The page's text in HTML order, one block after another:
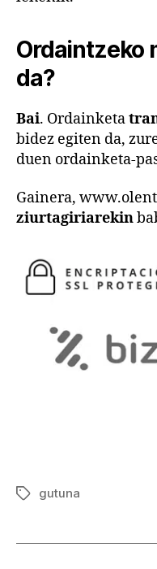
Ordaintzeko
da?
Bai. Ordainketa
bidez egiten da,
duen ordainketa-
Gainera,
ziurtagiriarekin
Etiketak
gutuna